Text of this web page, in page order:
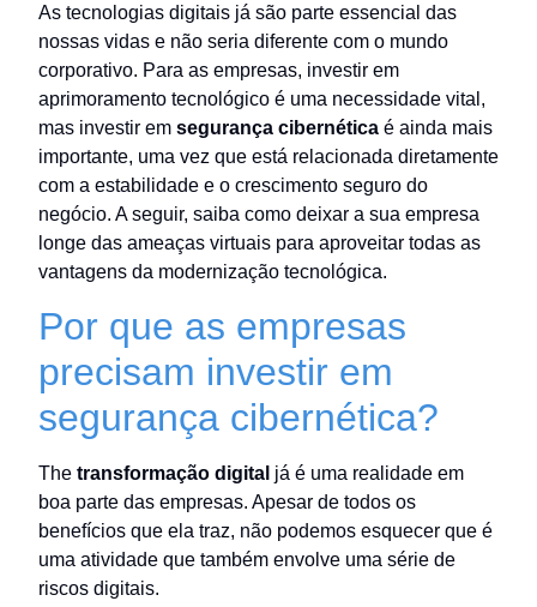
As tecnologias digitais já são parte essencial das
nossas vidas e não seria diferente com o mundo
corporativo. Para as empresas, investir em
aprimoramento tecnológico é uma necessidade vital,
mas investir em segurança cibernética é ainda mais
importante, uma vez que está relacionada diretamente
com a estabilidade e o crescimento seguro do
negócio. A seguir, saiba como deixar a sua empresa
longe das ameaças virtuais para aproveitar todas as
vantagens da modernização tecnológica.
Por que as empresas
precisam investir em
segurança cibernética?
The transformação digital já é uma realidade em
boa parte das empresas. Apesar de todos os
benefícios que ela traz, não podemos esquecer que é
uma atividade que também envolve uma série de
riscos digitais.